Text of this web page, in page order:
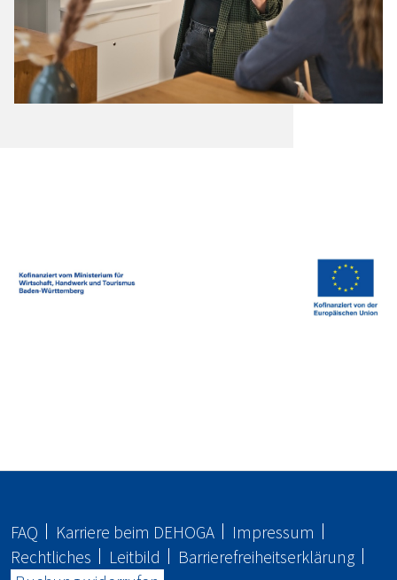
FAQ Karriere beim DEHOGA
Impressum
Rechtliches
Leitbild
Barrierefreiheitserklärung